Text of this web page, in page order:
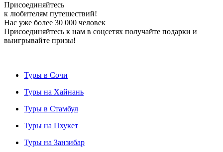
Присоединяйтесь
к любителям путешествий!
Нас уже более 30 000 человек
Присоединяйтесь к нам в соцсетях получайте подарки и
выигрывайте призы!
Туры в Сочи
Туры на Хайнань
Туры в Стамбул
Туры на Пхукет
Туры на Занзибар